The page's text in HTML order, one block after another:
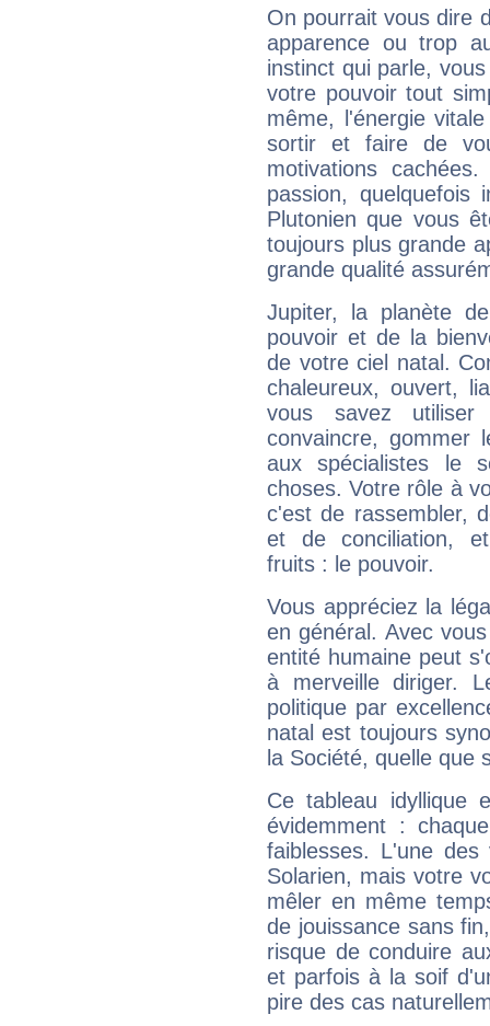
On pourrait vous dire
apparence ou trop
instinct qui parle,
votre pouvoir tout
même, l'énergie
sortir et faire de
motivations
passion, quelquefois
Plutonien que vous
toujours plus grande
grande qualité
Jupiter, la planète
pouvoir et de la
de votre ciel natal.
chaleureux, ouvert,
vous savez
convaincre, gommer
aux spécialistes le
choses. Votre rôle à
c'est de rassembler,
et de conciliation,
fruits : le pouvoir.
Vous appréciez la
en général. Avec
entité humaine peut
à merveille diriger.
politique par
natal est toujours
la Société, quelle que
Ce tableau idyllique
évidemment :
faiblesses. L'une
Solarien, mais votre
mêler en même
de jouissance sans
risque de conduire
et parfois à la soif
pire des cas